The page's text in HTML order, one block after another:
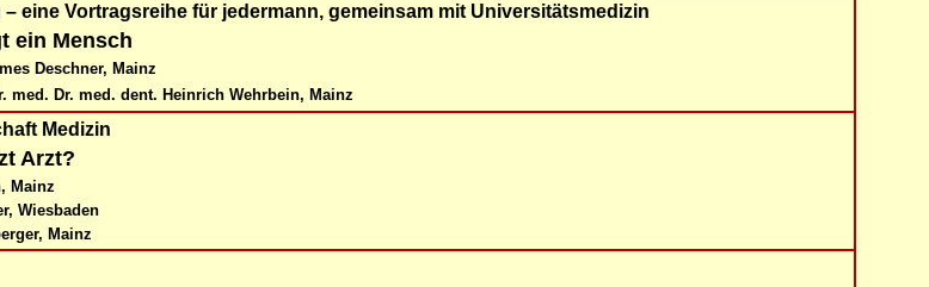
– eine Vortragsreihe für jedermann, gemeinsam mit Universitätsmedizin
ein Mensch
Deschner, Mainz
med. Dr. med. dent. Heinrich Wehrbein, Mainz
Medizin
Arzt?
Mainz
Wiesbaden
Mainz